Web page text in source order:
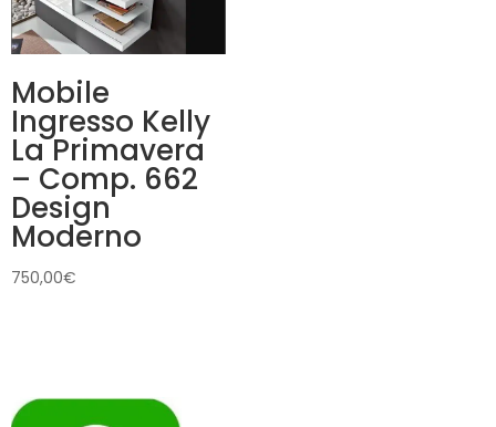
Mobile
Ingresso Kelly
La Primavera
– Comp. 662
Design
Moderno
750,00€